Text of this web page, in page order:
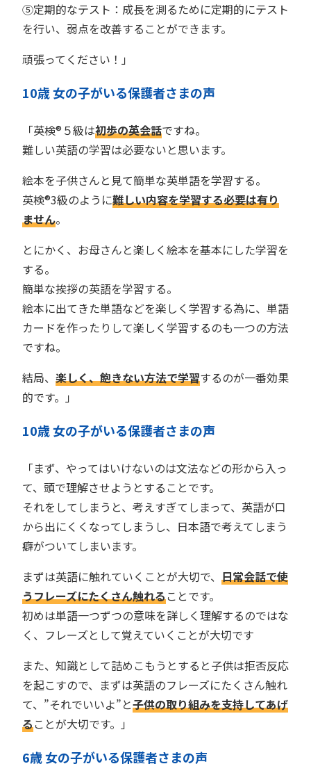
⑤定期的なテスト：成長を測るために定期的にテスト
を行い、弱点を改善することができます。
頑張ってください！」
10歳 女の子がいる保護者さまの声
「英検®︎５級は初歩の英会話ですね。
難しい英語の学習は必要ないと思います。
絵本を子供さんと見て簡単な英単語を学習する。
英検®︎3級のように難しい内容を学習する必要は有り
ません。
とにかく、お母さんと楽しく絵本を基本にした学習を
する。
簡単な挨拶の英語を学習する。
絵本に出てきた単語などを楽しく学習する為に、単語
カードを作ったりして楽しく学習するのも一つの方法
ですね。
結局、 楽しく、飽きない方法で学習するのが一番効果
的です。」
10歳 女の子がいる保護者さまの声
「まず、やってはいけないのは文法などの形から入っ
て、頭で理解させようとすることです。
それをしてしまうと、考えすぎてしまって、英語が口
から出にくくなってしまうし、日本語で考えてしまう
癖がついてしまいます。
まずは英語に触れていくことが大切で、 日常会話で使
うフレーズにたくさん触れることです。
初めは単語一つずつの意味を詳しく理解するのではな
く、フレーズとして覚えていくことが大切です
また、知識として詰めこもうとすると子供は拒否反応
を起こすので、まずは英語のフレーズにたくさん触れ
て、”それでいいよ”と子供の取り組みを支持してあげ
ることが大切です。」
6歳 女の子がいる保護者さまの声